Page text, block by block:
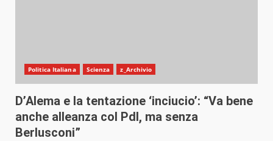
Politica Italiana Scienza z_Archivio
D’Alema e la tentazione ‘inciucio’: “Va bene
anche alleanza col Pdl, ma senza
Berlusconi”